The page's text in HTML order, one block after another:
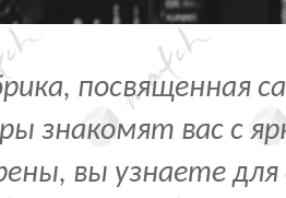
посвященная
знакомят вас с
вы узнаете